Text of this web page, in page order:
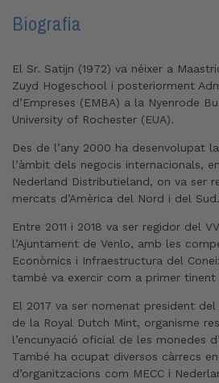
Biografia
El Sr. Satijn (1972) va néixer a
Zuyd Hogeschool i posteriorment
d’Empreses (EMBA) a la Nyenrode
University of Rochester (EUA).
Des de l’any 2000 ha desenvolupat
l’àmbit dels negocis internacionals,
Nederland Distributieland, on va ser
mercats d’Amèrica del Nord i del Sud.
Entre 2011 i 2018 va ser regidor del
l’Ajuntament de Venlo, amb les
Econòmics i Infraestructura del
també va exercir com a primer tinent
El 2017 va ser nomenat president del
de la Royal Dutch Mint, organisme
l’encunyació oficial de les monedes
També ha ocupat diversos càrrecs
d’organitzacions com MECC i